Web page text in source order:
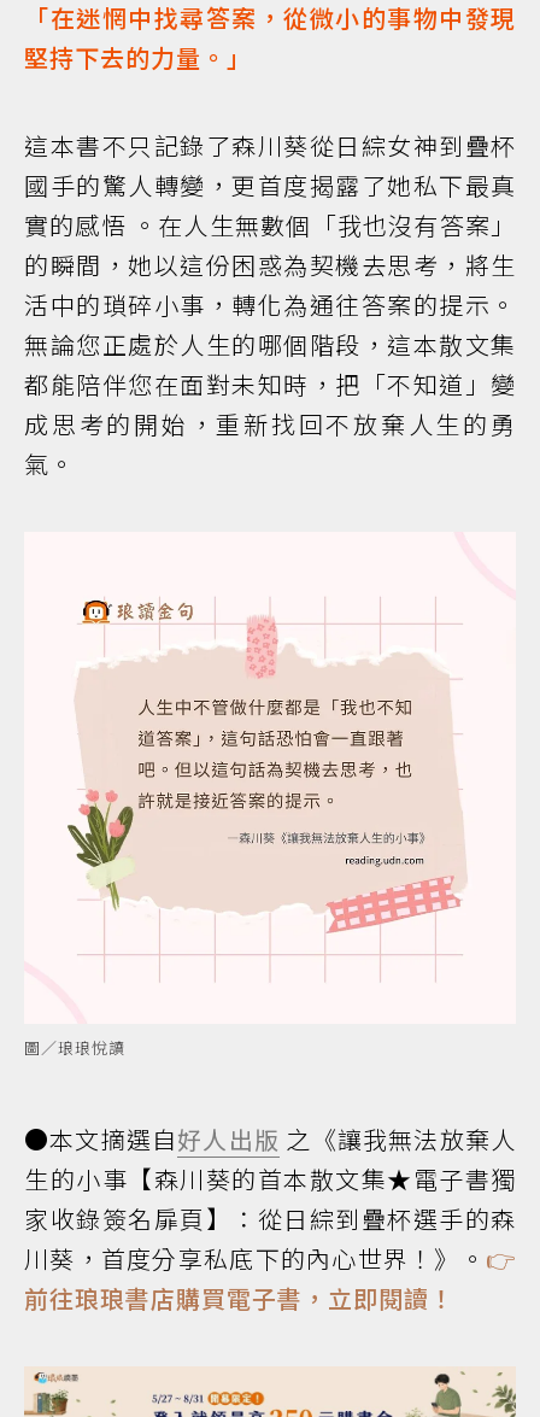
「在迷惘中找尋答案，從微小的事物中發現
堅持下去的力量。」
這本書不只記錄了森川葵從日綜女神到疊杯
國手的驚人轉變，更首度揭露了她私下最真
實的感悟 。在人生無數個「我也沒有答案」
的瞬間，她以這份困惑為契機去思考，將生
活中的瑣碎小事，轉化為通往答案的提示。
無論您正處於人生的哪個階段，這本散文集
都能陪伴您在面對未知時，把「不知道」變
成思考的開始，重新找回不放棄人生的勇
氣。
圖／琅琅悅讀
●本文摘選自好人出版 之《讓我無法放棄人
生的小事【森川葵的首本散文集★電子書獨
家收錄簽名扉頁】：從日綜到疊杯選手的森
川葵，首度分享私底下的內心世界！》。 👉
前往琅琅書店購買電子書，立即閱讀！